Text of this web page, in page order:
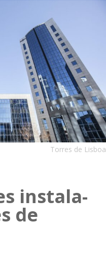
Torres de Lisboa
instala-
de